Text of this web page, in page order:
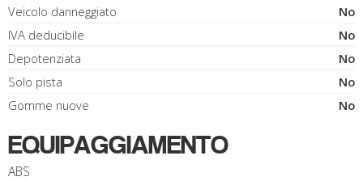
Veicolo danneggiato
No
IVA deducibile
No
Depotenziata
No
Solo pista
No
Gomme nuove
No
EQUIPAGGIAMENTO
ABS